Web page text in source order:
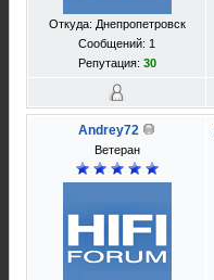
Откуда: Днепропетровск
Сообщений: 1
Репутация: 30
Andrey72
Ветеран